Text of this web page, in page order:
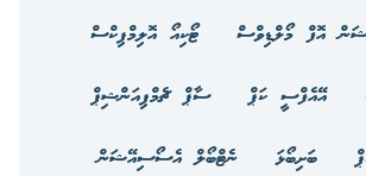
އޮފް މޯލްޑިވްސް
ޓޯކިއޯ އޮލިމްޕިކްސް
އޭއެފްސީ ކަޕް
ސާޕް ޗެމްޕިއަންޝިޕް
ބަށިބޯޅަ
ނެޓްބޯލް އެސޯސިއޭޝަން